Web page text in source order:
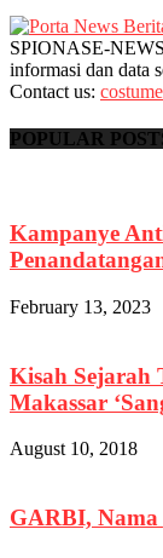
SPIONASE-
informasi dan data
Contact us:
POPULAR
Kampanye
February 13, 2023
Kisah Sejarah
Makassar
August 10, 2018
GARBI,